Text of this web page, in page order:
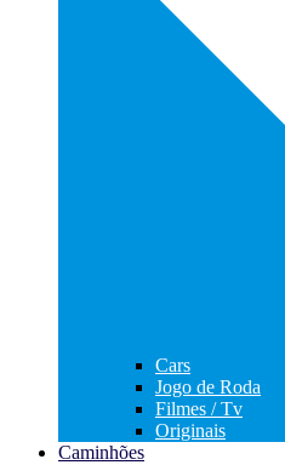
Cars
Jogo de Roda
Filmes / Tv
Originais
Caminhões